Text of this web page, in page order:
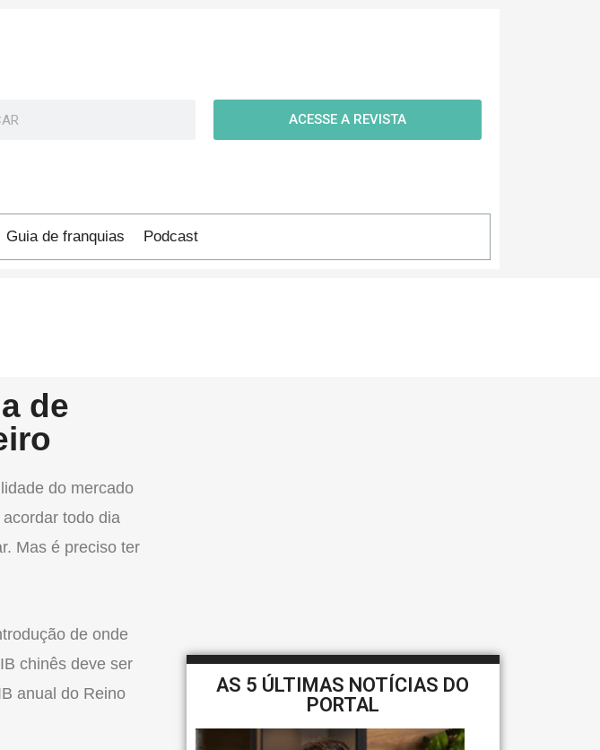
ACESSE A REVISTA
Guia de franquias Podcast
de
do mercado
todo dia
Mas é preciso ter
de onde
chinês deve ser
anual do Reino
AS 5 ÚLTIMAS NOTÍCIAS DO
PORTAL